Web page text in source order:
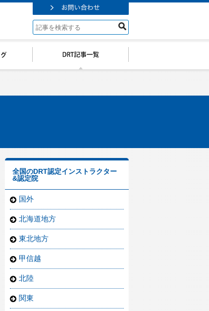
全国のDRT認定インストラクター
&認定院
国外
北海道地方
東北地方
甲信越
北陸
関東